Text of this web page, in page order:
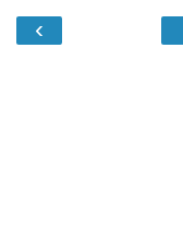
‹